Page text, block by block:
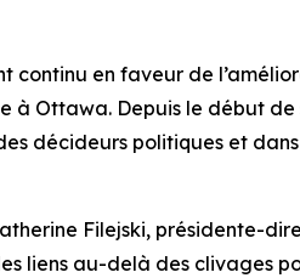
continu en faveur de
à Ottawa. Depuis le début de
décideurs politiques et
Filejski, présidente-
liens au-delà des clivages